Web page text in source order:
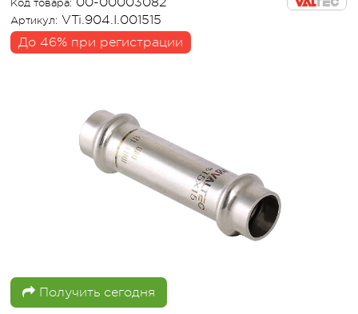
Код товара:
Артикул: VTi.904.I.001515
До 46% при регистрации
Получить сегодня